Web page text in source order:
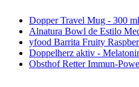
Dopper Travel Mug - 300 ml
Alnatura Bowl de Estilo
yfood Barrita Fruity
Doppelherz aktiv -
Obsthof Retter Immun-